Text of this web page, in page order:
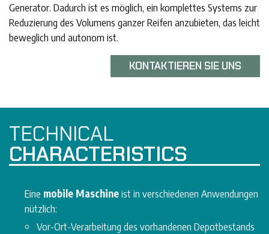
Generator. Dadurch ist es möglich, ein komplettes Systems zur
Reduzierung des Volumens ganzer Reifen anzubieten, das leicht
beweglich und autonom ist.
KONTAKTIEREN SIE UNS
TECHNICAL
CHARACTERISTICS
Eine mobile Maschineist in verschiedenen Anwendungen
nützlich:
Vor-Ort-Verarbeitung des vorhandenen Depotbestands